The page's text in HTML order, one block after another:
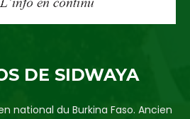
DE SIDWAYA
national du Burkina Faso. Ancien